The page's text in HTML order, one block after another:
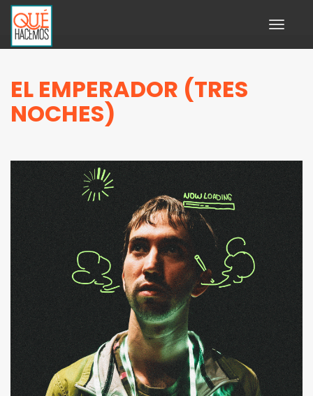
Toggle
EL EMPERADOR (TRES
NOCHES)